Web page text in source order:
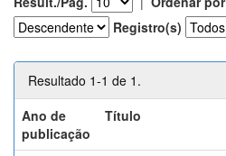
Registro(s)
Resultado 1-1 de 1.
Ano de
publicação
Título